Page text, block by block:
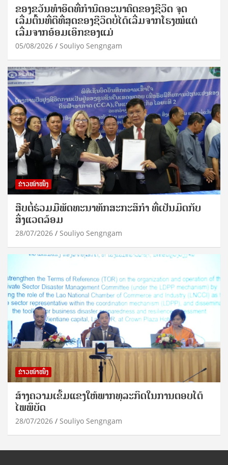
ຂອງຂວັນທໍາອິດທີ່ກໍານົດອະນາຄົດຂອງຊີວິດ ຈຸດ
ເລີ່ມຕົ້ນທີ່ດີທີ່ສຸດຂອງຊີວິດບໍ່ໄດ້ເລີ່ມຈາກໂຮງໝໍແຕ່
ເລີ່ມຈາກອ້ອມເອິກຂອງແມ່
05/08/2026 Souliyo Sengngam
ຂ່າວໜ້າໜຶ່ງ
ສືບຕໍ່ຮ່ວມມືພັດທະນາທັກສະກະສິກຳ ທີ່ເປັນມິດກັບ
ສິ່ງແວດລ້ອມ
28/07/2026 Souliyo Sengngam
ຂ່າວໜ້າໜຶ່ງ
ສ້າງຄວາມເຂັ້ມແຂງໃຫ້ພາກທຸລະກິດໃນການຕອບໂຕ້
ໄພພິບັດ
28/07/2026 Souliyo Sengngam